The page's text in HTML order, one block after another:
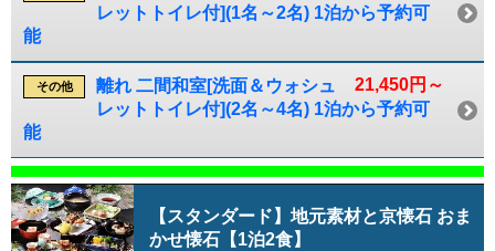
レットトイレ付](1名～2名) 1泊から予約可
能
21,450円～
その他
離れ 二間和室[洗面＆ウォシュ
レットトイレ付](2名～4名) 1泊から予約可
能
【スタンダード】地元素材と京懐石 おま
かせ懐石【1泊2食】